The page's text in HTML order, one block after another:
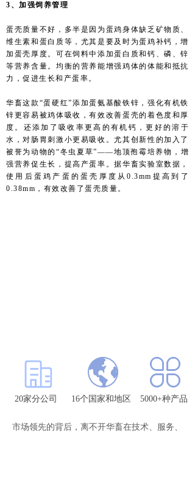
3、加强饲养管理
蛋壳质量不好，多半是因为蛋鸡身体缺乏矿物质、
维生素和蛋白质等，尤其是要及时为蛋鸡补钙，增
加蛋壳厚度。可在饲料中添加蛋白质和钙、磷、锌
等营养含量。均衡的营养能增强鸡体的体能和抵抗
力，促进生长和产蛋率。
华畜这款“蛋硬红”添加蛋氨基酸铁锌，强化有机铁
锌更容易被鸡体吸收，有效改善蛋壳的着色度和厚
度。还添加了吸收率更高的有机钙，更好的溶于
水，对肠胃刺激小更易吸收。尤其创新性的加入了
被誉为动物的“冬虫夏草”——地顶孢霉培养物，增
强营养促生长，提高产蛋率。据华畜实验室数据，
使用后蛋鸡产蛋的蛋壳厚度从0.3mm提高到了
0.38mm，有效改善了蛋壳质量。
16个国家和地区 5000+种产品
20家分公司
市场领先的背后，离不开华畜在技术、服务、